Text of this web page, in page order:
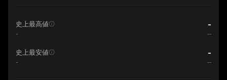
史上最高値 -
-
史上最安値 -
-